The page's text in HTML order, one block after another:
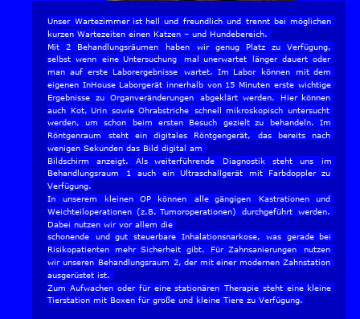
Unser Wartezimmer ist hell und freundlich und trennt bei möglichen
kurzen Wartezeiten einen Katzen – und Hundebereich.
Mit 2 Behandlungsräumen haben wir genug Platz zu Verfügung,
selbst wenn eine Untersuchung mal unerwartet länger dauert oder
man auf erste Laborergebnisse wartet. Im Labor können mit dem
eigenen InHouse Laborgerät innerhalb von 15 Minuten erste wichtige
Ergebnisse zu Organveränderungen abgeklärt werden. Hier können
auch Kot, Urin sowie Ohrabstriche schnell mikroskopisch untersucht
werden, um schon beim ersten Besuch gezielt zu behandeln. Im
Röntgenraum steht ein digitales Röntgengerät, das bereits nach
wenigen Sekunden das Bild digital am
Bildschirm anzeigt. Als weiterführende Diagnostik steht uns im
Behandlungsraum 1 auch ein Ultraschallgerät mit Farbdoppler zu
Verfügung.
In unserem kleinen OP können alle gängigen Kastrationen und
Weichteiloperationen (z.B. Tumoroperationen) durchgeführt werden.
Dabei nutzen wir vor allem die
schonende und gut steuerbare Inhalationsnarkose, was gerade bei
Risikopatienten mehr Sicherheit gibt. Für Zahnsanierungen nutzen
wir unseren Behandlungsraum 2, der mit einer modernen Zahnstation
ausgerüstet ist.
Zum Aufwachen oder für eine stationären Therapie steht eine kleine
Tierstation mit Boxen für große und kleine Tiere zu Verfügung.